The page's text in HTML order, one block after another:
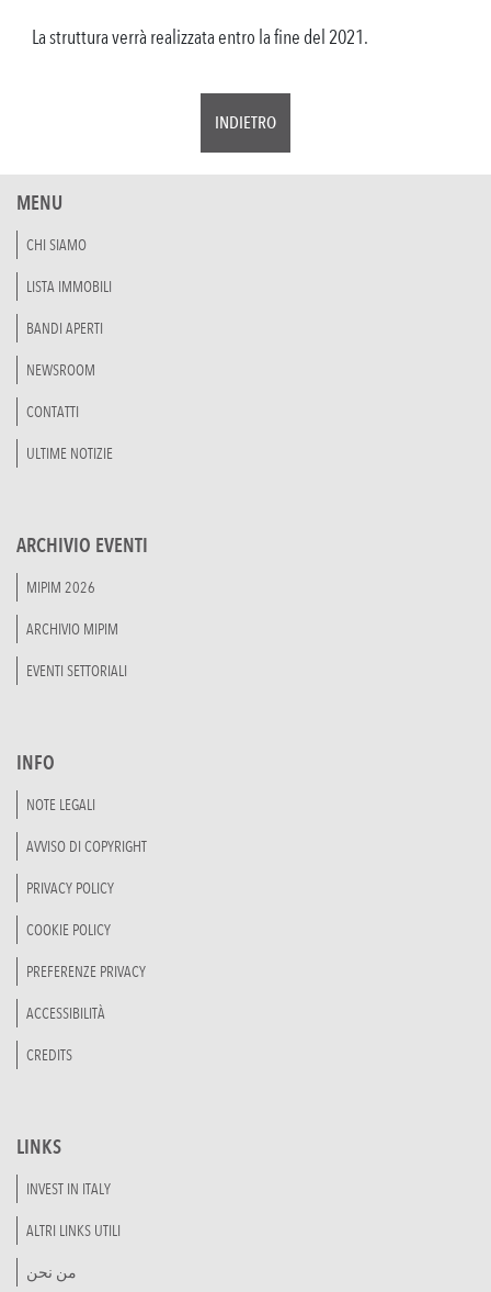
La struttura verrà realizzata entro la fine del 2021.
INDIETRO
MENU
CHI SIAMO
LISTA IMMOBILI
BANDI APERTI
NEWSROOM
CONTATTI
ULTIME NOTIZIE
ARCHIVIO EVENTI
MIPIM 2026
ARCHIVIO MIPIM
EVENTI SETTORIALI
INFO
NOTE LEGALI
AVVISO DI COPYRIGHT
PRIVACY POLICY
COOKIE POLICY
PREFERENZE PRIVACY
ACCESSIBILITÀ
CREDITS
LINKS
INVEST IN ITALY
ALTRI LINKS UTILI
من نحن